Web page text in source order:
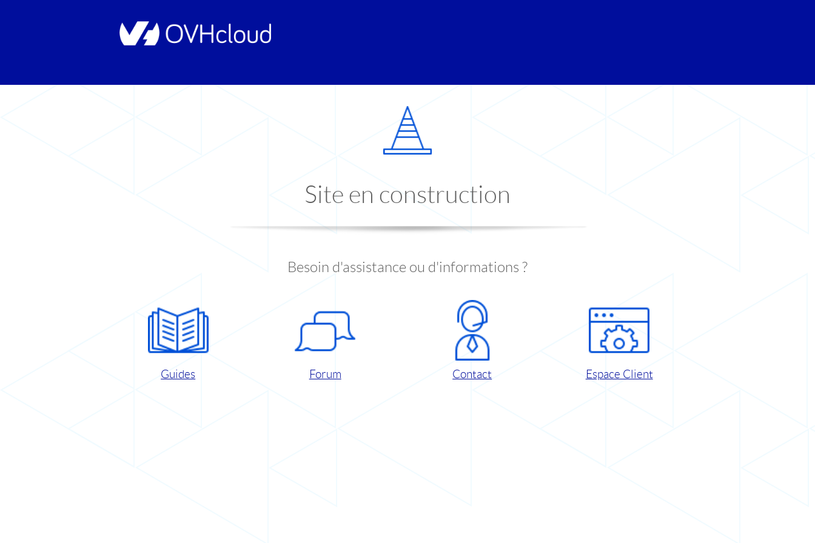
Site en construction
Besoin d'assistance ou d'informations ?
Guides Forum Contact Espace Client